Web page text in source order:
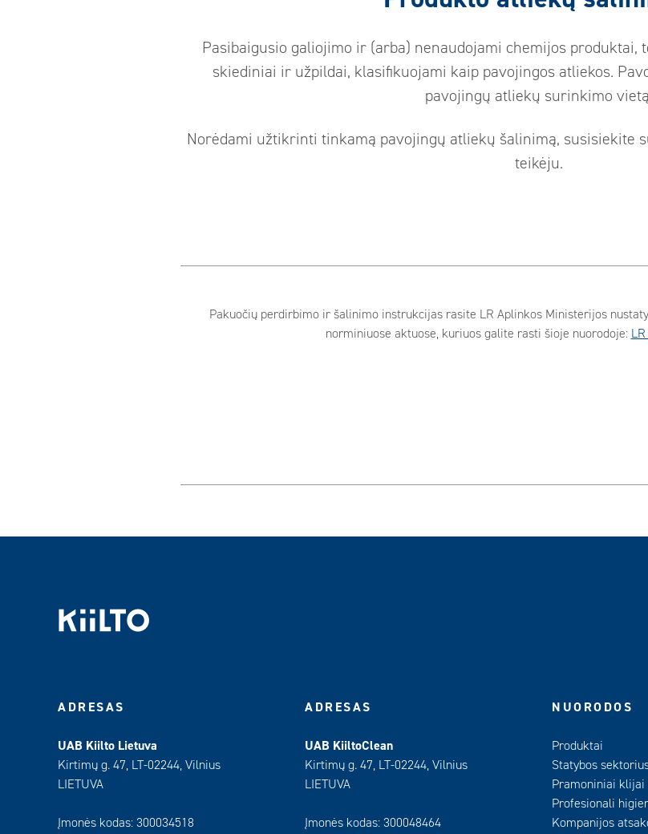
Pasibaigusio galiojimo ir (arba) nenaudojami chemijos produktai,
skiediniai ir užpildai, klasifikuojami kaip pavojingos atliekos.
pavojingų atliekų surinkimo
Norėdami užtikrinti tinkamą pavojingų atliekų šalinimą, susisiekite
teikėju.
Pakuočių perdirbimo ir šalinimo instrukcijas rasite LR Aplinkos Ministerijos
norminiuose aktuose, kuriuos galite rasti šioje nuorodoje:
ADRESAS
UAB Kiilto Lietuva
Kirtimų g. 47, LT-02244, Vilnius
LIETUVA
Įmonės kodas: 300034518
ADRESAS
UAB KiiltoClean
Kirtimų g. 47, LT-02244, Vilnius
LIETUVA
Įmonės kodas: 300048464
NUORODOS
Produktai
Statybos
Pramoniniai
Profesionali
Kompanijos